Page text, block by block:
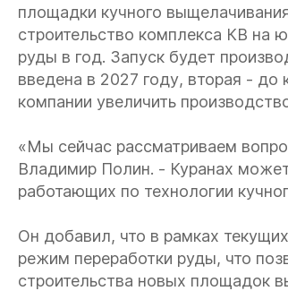
площадки кучного
строительство комплекса КВ
руды в год. Запуск будет
введена в 2027 году, вторая - до
компании увеличить
«Мы сейчас рассматриваем
Владимир Полин. - Куранах
работающих по технологии
Он добавил, что в рамках
режим переработки руды, что
строительства новых площадок